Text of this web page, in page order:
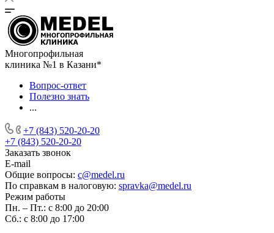
Многопрофильная
клиника №1 в Казани*
Вопрос-ответ
Полезно знать
...
+7 (843) 520-20-20
+7 (843) 520-20-20
Заказать звонок
E-mail
Общие вопросы: c@medel.ru
По справкам в налоговую: spravka@medel.ru
Режим работы
Пн. – Пт.: с 8:00 до 20:00
Сб.: с 8:00 до 17:00